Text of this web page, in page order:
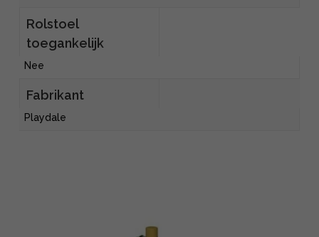
Rolstoel
toegankelijk
Nee
Fabrikant
Playdale